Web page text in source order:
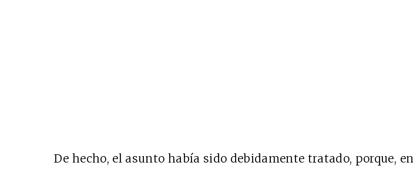
De hecho, el asunto había sido debidamente tratado, porque, en